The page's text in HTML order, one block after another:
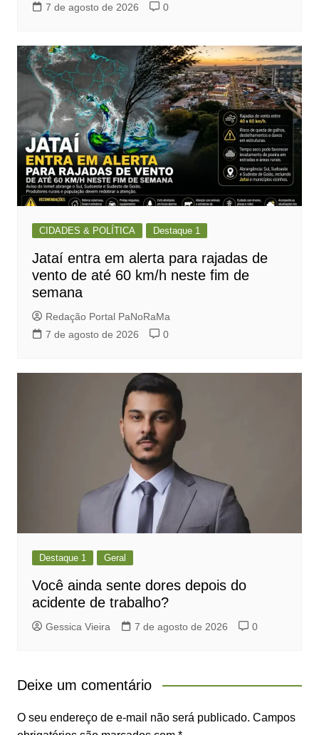
7 de agosto de 2026
0
CIDADES & POLÍTICA Destaque 1
Jataí entra em alerta para rajadas de
vento de até 60 km/h neste fim de
semana
Redação Portal PaNoRaMa
7 de agosto de 2026
0
Destaque 1 Geral
Você ainda sente dores depois do
acidente de trabalho?
Gessica Vieira 7 de agosto de 2026 0
Deixe um comentário
O seu endereço de e-mail não será publicado. Campos